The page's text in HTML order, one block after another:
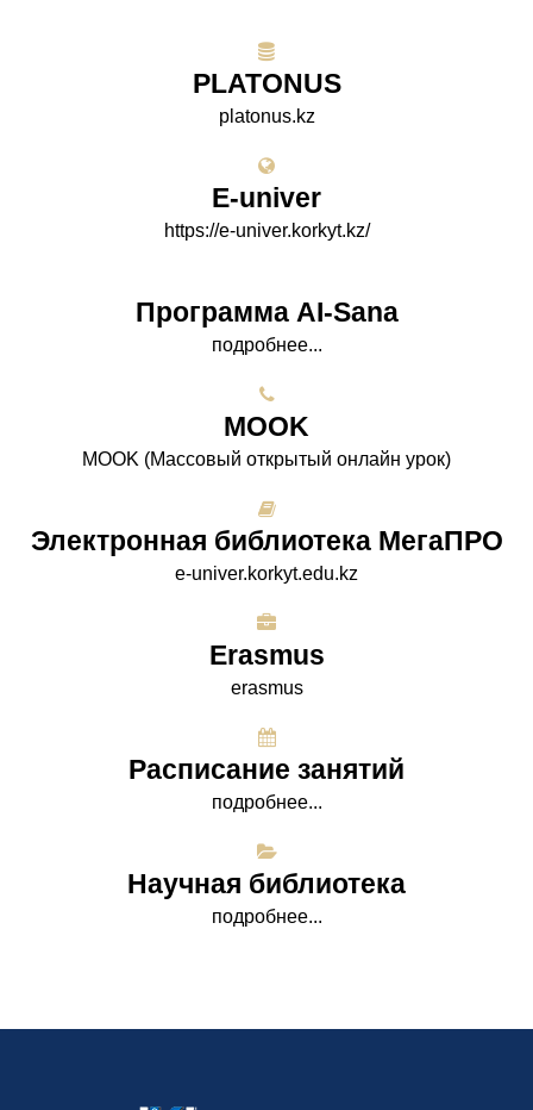
PLATONUS
platonus.kz
E-univer
https://e-univer.korkyt.kz/
Программа AI-Sana
подробнее...
МООK
МООK (Массовый открытый онлайн урок)
Электронная библиотека МегаПРО
e-univer.korkyt.edu.kz
Erasmus
erasmus
Расписание занятий
подробнее...
Научная библиотека
подробнее...